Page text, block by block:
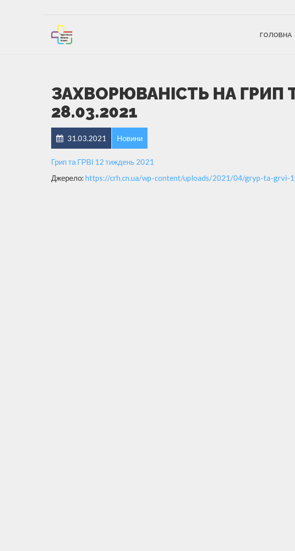
ГОЛОВНА
ЗАХВОРЮВАНІСТЬ НА ГРИП
28.03.2021
31.03.2021 Новини
Грип та ГРВІ 12 тиждень 2021
Джерело: https://crh.cn.ua/wp-content/uploads/2021/04/gryp-ta-grvi-